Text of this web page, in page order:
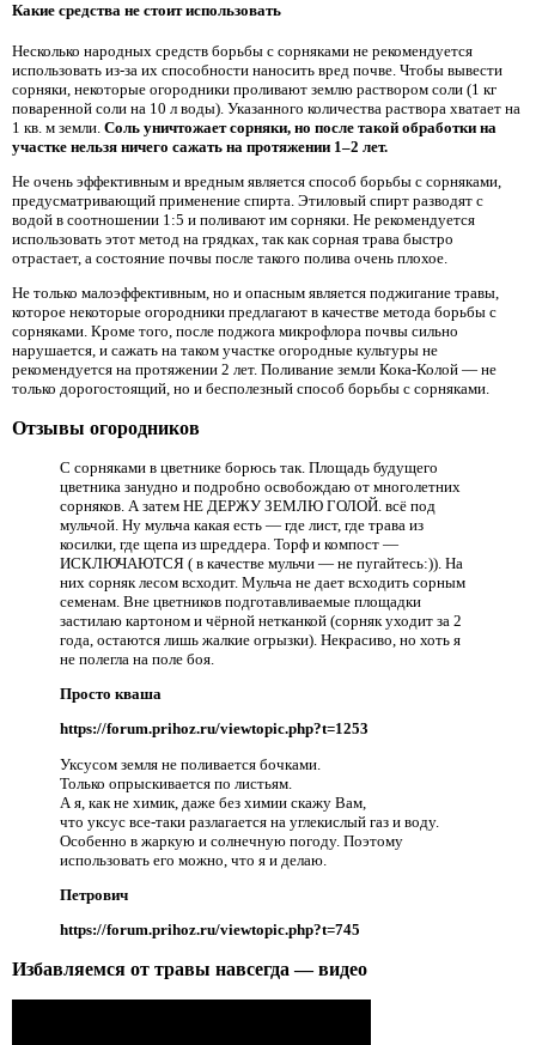
Какие средства не стоит использовать
Несколько народных средств борьбы с сорняками не рекомендуется
использовать из-за их способности наносить вред почве. Чтобы вывести
сорняки, некоторые огородники проливают землю раствором соли (1 кг
поваренной соли на 10 л воды). Указанного количества раствора хватает на
1 кв. м земли. Соль уничтожает сорняки, но после такой обработки на
участке нельзя ничего сажать на протяжении 1–2 лет.
Не очень эффективным и вредным является способ борьбы с сорняками,
предусматривающий применение спирта. Этиловый спирт разводят с
водой в соотношении 1:5 и поливают им сорняки. Не рекомендуется
использовать этот метод на грядках, так как сорная трава быстро
отрастает, а состояние почвы после такого полива очень плохое.
Не только малоэффективным, но и опасным является поджигание травы,
которое некоторые огородники предлагают в качестве метода борьбы с
сорняками. Кроме того, после поджога микрофлора почвы сильно
нарушается, и сажать на таком участке огородные культуры не
рекомендуется на протяжении 2 лет. Поливание земли Кока-Колой — не
только дорогостоящий, но и бесполезный способ борьбы с сорняками.
Отзывы огородников
С сорняками в цветнике борюсь так. Площадь будущего
цветника занудно и подробно освобождаю от многолетних
сорняков. А затем НЕ ДЕРЖУ ЗЕМЛЮ ГОЛОЙ. всё под
мульчой. Ну мульча какая есть — где лист, где трава из
косилки, где щепа из шреддера. Торф и компост —
ИСКЛЮЧАЮТСЯ ( в качестве мульчи — не пугайтесь:)). На
них сорняк лесом всходит. Мульча не дает всходить сорным
семенам. Вне цветников подготавливаемые площадки
застилаю картоном и чёрной нетканкой (сорняк уходит за 2
года, остаются лишь жалкие огрызки). Некрасиво, но хоть я
не полегла на поле боя.
Просто кваша
https://forum.prihoz.ru/viewtopic.php?t=1253
Уксусом земля не поливается бочками.
Только опрыскивается по листьям.
А я, как не химик, даже без химии скажу Вам,
что уксус все-таки разлагается на углекислый газ и воду.
Особенно в жаркую и солнечную погоду. Поэтому
использовать его можно, что я и делаю.
Петрович
https://forum.prihoz.ru/viewtopic.php?t=745
Избавляемся от травы навсегда — видео